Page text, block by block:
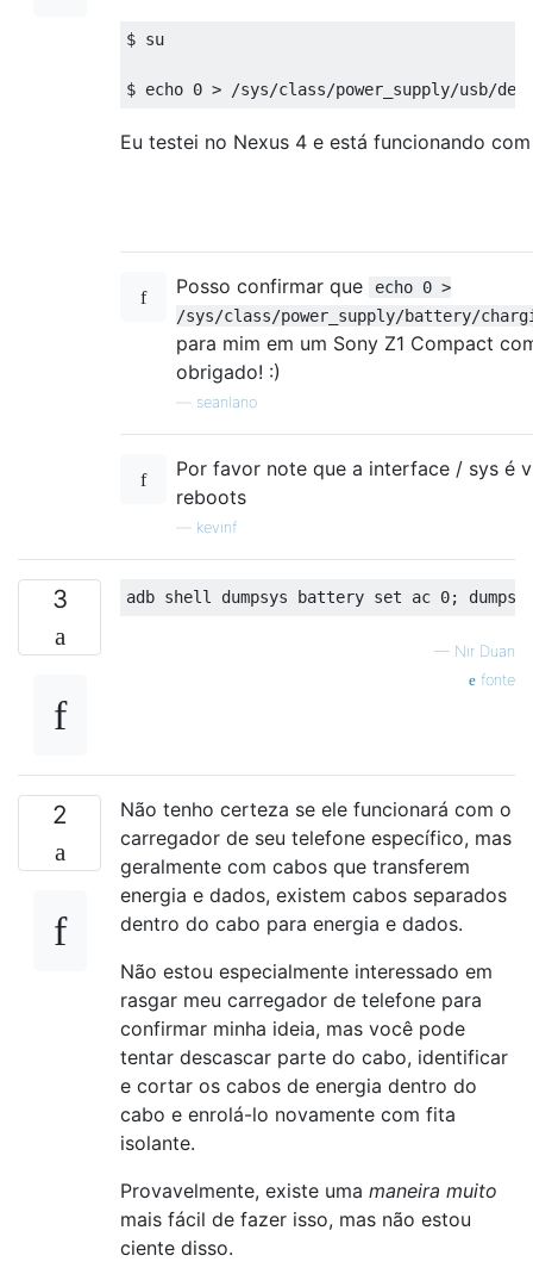
$ su
Eu testei no Nexus 4 e está funcionando
Posso confirmar que
echo 0 >
/sys/class/power_supply/battery/
para mim em um Sony Z1 Compact
obrigado! :)
seanlano
Por favor note que a interface / sys é
reboots
kevinf
3
— Nir Duan
fonte
2
Não tenho certeza se ele funcionará com o
carregador de seu telefone específico, mas
geralmente com cabos que transferem
energia e dados, existem cabos separados
dentro do cabo para energia e dados.
Não estou especialmente interessado em
rasgar meu carregador de telefone para
confirmar minha ideia, mas você pode
tentar descascar parte do cabo, identificar
e cortar os cabos de energia dentro do
cabo e enrolá-lo novamente com fita
isolante.
Provavelmente, existe uma maneira muito
mais fácil de fazer isso, mas não estou
ciente disso.